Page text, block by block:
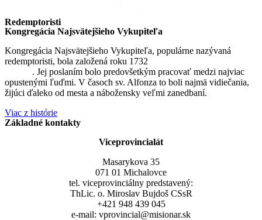
Redemptoristi
Kongregácia Najsvätejšieho Vykupiteľa
Kongregácia Najsvätejšieho Vykupiteľa, populárne nazývaná
redemptoristi, bola založená roku 1732
. Jej poslaním bolo predovšetkým pracovať medzi najviac
opustenými ľuďmi. V časoch sv. Alfonza to boli najmä vidiečania,
žijúci ďaleko od mesta a nábožensky veľmi zanedbaní.
Viac z histórie
Základné kontakty
Viceprovincialát
Masarykova 35
071 01 Michalovce
tel. viceprovinciálny predstavený:
ThLic. o. Miroslav Bujdoš CSsR
+421 948 439 045
e-mail: vprovincial@misionar.sk